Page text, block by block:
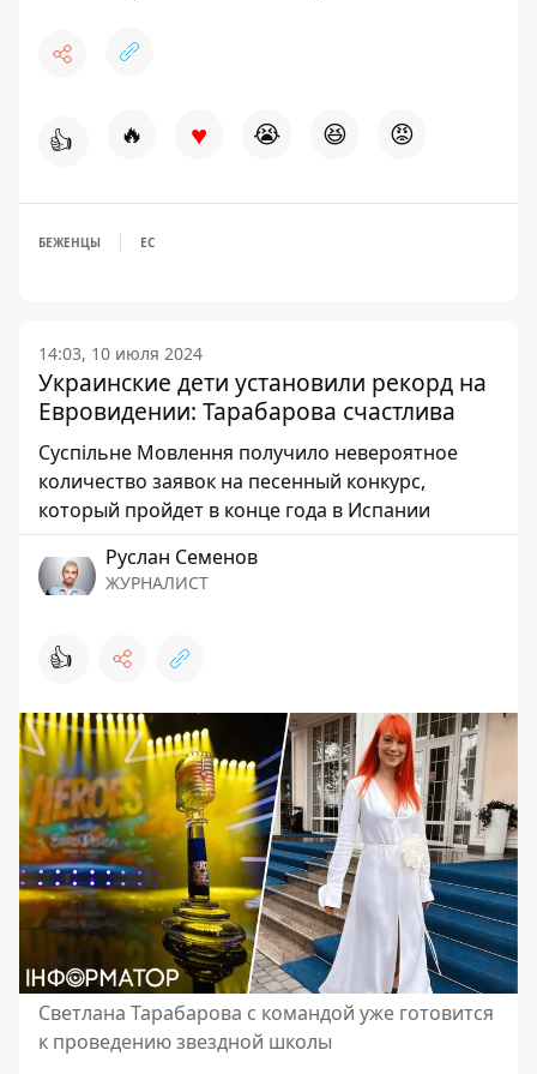
👍 🔥 ♥ 😭 😆 😡
БЕЖЕНЦЫ ЕС
14:03, 10 июля 2024
Украинские дети установили рекорд на
Евровидении: Тарабарова счастлива
Суспільне Мовлення получило невероятное
количество заявок на песенный конкурс,
который пройдет в конце года в Испании
Руслан Семенов
ЖУРНАЛИСТ
👍
Светлана Тарабарова с командой уже готовится
к проведению звездной школы